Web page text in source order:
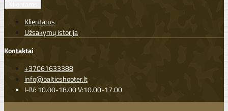
Klientams
Užsakymų istorija
Kontaktai
+37061633388
info@balticshooter.lt
I-IV: 10.00-18.00 V:10.00-17.00